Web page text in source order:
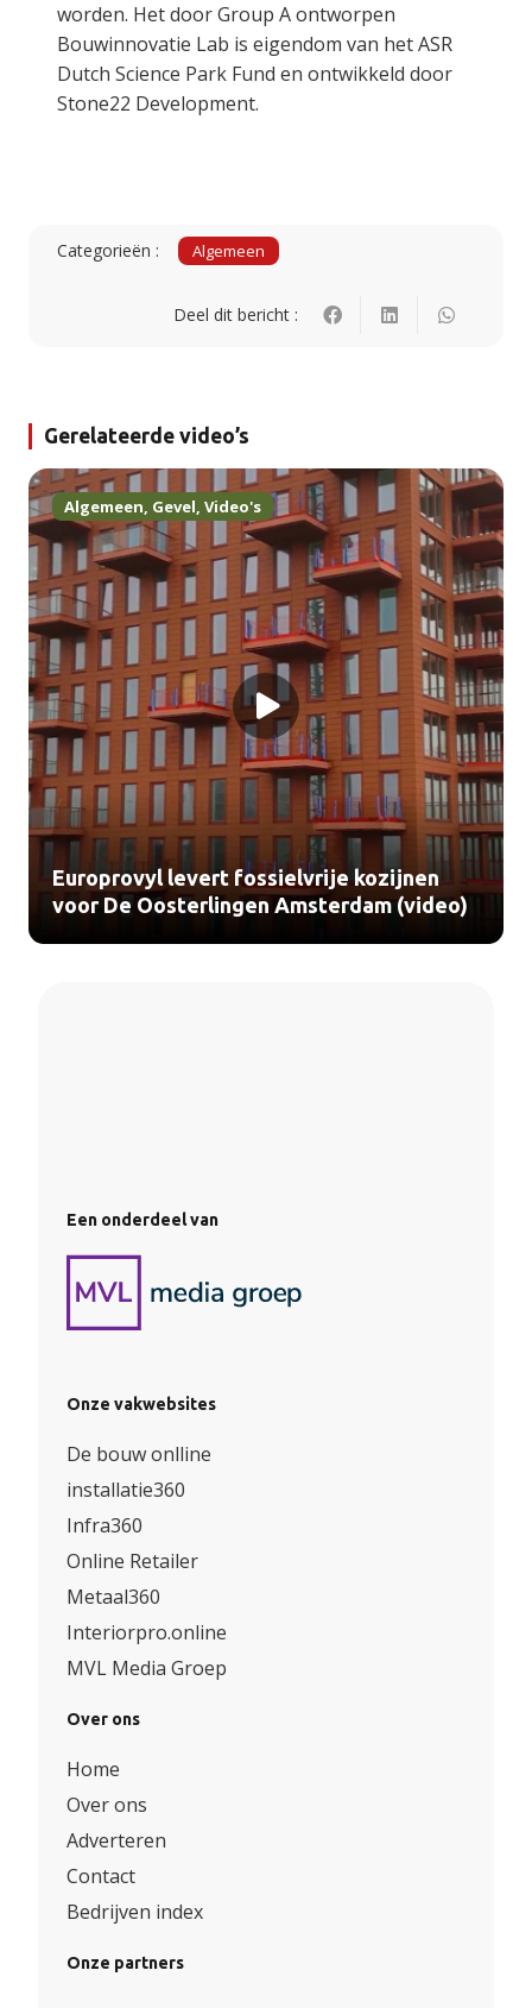
worden. Het door Group A ontworpen
Bouwinnovatie Lab is eigendom van het ASR
Dutch Science Park Fund en ontwikkeld door
Stone22 Development.
Categorieën : Algemeen
Deel dit bericht :
Gerelateerde video’s
Algemeen, Gevel, Video's
Europrovyl levert fossielvrije kozijnen
voor De Oosterlingen Amsterdam (video)
Een onderdeel van
Onze vakwebsites
De bouw onlline
installatie360
Infra360
Online Retailer
Metaal360
Interiorpro.online
MVL Media Groep
Over ons
Home
Over ons
Adverteren
Contact
Bedrijven index
Onze partners